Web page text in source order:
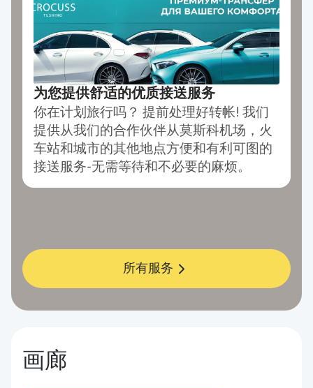
为您提供舒适的优质接送服务
你在计划旅行吗？ 提前处理好转帐! 我们
提供从我们的合作伙伴从莫斯科机场，火
车站和城市的其他地点方便和有利可图的
接送服务-无需等待和不必要的麻烦。
所有服务
画廊